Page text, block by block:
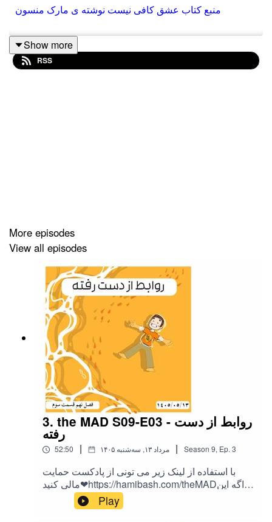
منبع کتاب عشق کافی نیست نوشته ی مارک منسون
Show more
RSS
More episodes
View all episodes
3. the MAD S09-E03 - روابط از دست
رفته
52:50 | ۱۴۰۵ مرداد ۱۳, سه‌شنبه | Season 9, Ep. 3
با استفاده از لینک زیر می تونی از پادکست حمایت
مالی کنید❤https://hamibash.com/theMADاگه این
اپیزود رو دوست داشتین به اشتراک بزارید،
Play